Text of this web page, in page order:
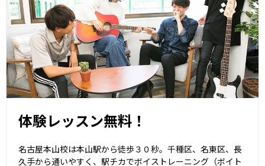
体験レッスン無料！
名古屋本山校は本山駅から徒歩３０秒。千種区、名東区、長
久手から通いやすく、駅チカでボイストレーニング（ボイト